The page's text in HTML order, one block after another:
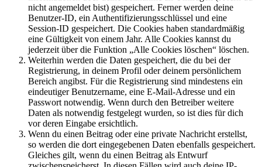
nicht angemeldet bist) gespeichert. Ferner werden deine
Benutzer-ID, ein Authentifizierungsschlüssel und eine
Session-ID gespeichert. Die Cookies haben standardmäßig
eine Gültigkeit von einem Jahr. Alle Cookies kannst du
jederzeit über die Funktion „Alle Cookies löschen“ löschen.
Weiterhin werden die Daten gespeichert, die du bei der
Registrierung, in deinem Profil oder deinem persönlichem
Bereich angibst. Für die Registrierung sind mindestens ein
eindeutiger Benutzername, eine E-Mail-Adresse und ein
Passwort notwendig. Wenn durch den Betreiber weitere
Daten als notwendig festgelegt wurden, so ist dies für dich
vor deren Eingabe ersichtlich.
Wenn du einen Beitrag oder eine private Nachricht erstellst,
so werden die dort eingegebenen Daten ebenfalls gespeichert.
Gleiches gilt, wenn du einen Beitrag als Entwurf